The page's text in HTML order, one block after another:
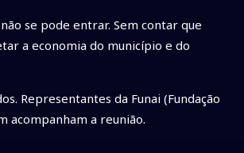
se pode entrar. Sem contar que
a economia do município e do
Representantes da Funai (Fundação
acompanham a reunião.